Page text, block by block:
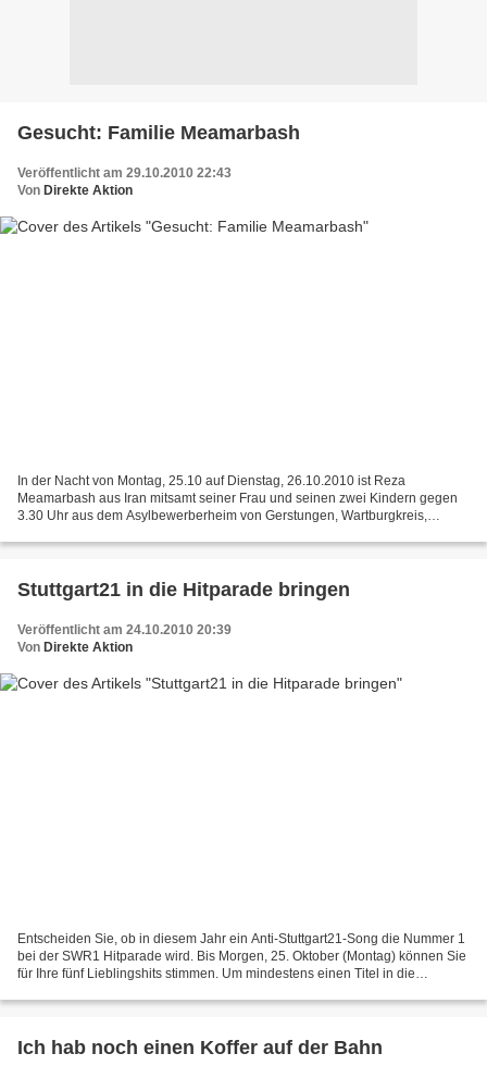
Gesucht: Familie Meamarbash
Veröffentlicht am 29.10.2010 22:43
Von Direkte Aktion
In der Nacht von Montag, 25.10 auf Dienstag, 26.10.2010 ist Reza
Meamarbash aus Iran mitsamt seiner Frau und seinen zwei Kindern gegen
3.30 Uhr aus dem Asylbewerberheim von Gerstungen, Wartburgkreis,
Stuttgart21 in die Hitparade bringen
Veröffentlicht am 24.10.2010 20:39
Von Direkte Aktion
Entscheiden Sie, ob in diesem Jahr ein Anti-Stuttgart21-Song die Nummer 1
bei der SWR1 Hitparade wird. Bis Morgen, 25. Oktober (Montag) können Sie
für Ihre fünf Lieblingshits stimmen. Um mindestens einen Titel in die
Ich hab noch einen Koffer auf der Bahn